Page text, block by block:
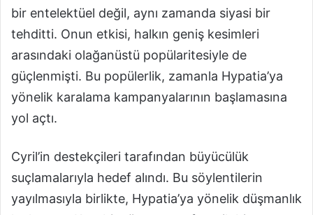
bir entelektüel değil, aynı zamanda siyasi bir
tehditti. Onun etkisi, halkın geniş kesimleri
arasındaki olağanüstü popülaritesiyle de
güçlenmişti. Bu popülerlik, zamanla Hypatia’ya
yönelik karalama kampanyalarının başlamasına
yol açtı.
Cyril’in destekçileri tarafından büyücülük
suçlamalarıyla hedef alındı. Bu söylentilerin
yayılmasıyla birlikte, Hypatia’ya yönelik düşmanlık